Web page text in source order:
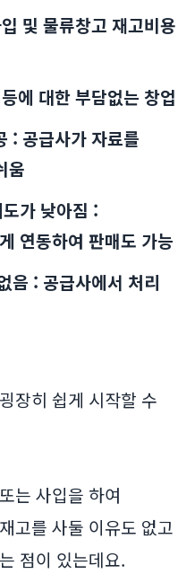
및 물류창고 재고비용
에 대한 부담없는 창업
: 공급사가 자료를
움
가 낮아짐 :
연동하여 판매도 가능
음 : 공급사에서 처리
장히 쉽게 시작할 수
는 사입을 하여
고를 사둘 이유도 없고
점이 있는데요.